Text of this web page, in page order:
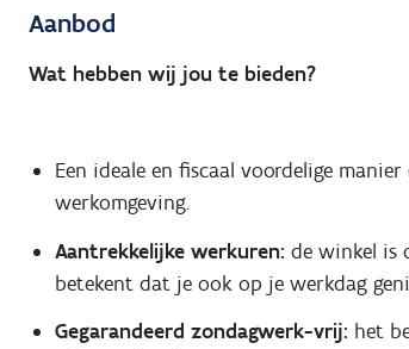
Aanbod
Wat hebben wij jou te bieden?
Een ideale en fiscaal voordelige
werkomgeving.
Aantrekkelijke werkuren: de winkel is
betekent dat je ook op je werkdag
Gegarandeerd zondagwerk-vrij: het